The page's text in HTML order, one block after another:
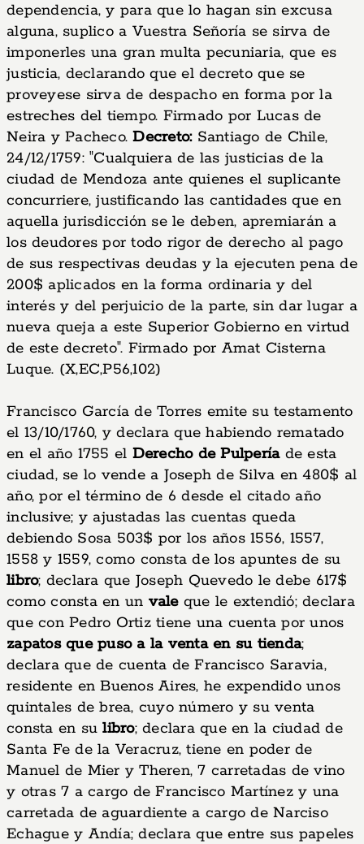
dependencia, y para que lo hagan sin excusa
alguna, suplico a Vuestra Señoría se sirva de
imponerles una gran multa pecuniaria, que es
justicia, declarando que el decreto que se
proveyese sirva de despacho en forma por la
estreches del tiempo. Firmado por Lucas de
Neira y Pacheco.Decreto: Santiago de Chile,
24/12/1759: "Cualquiera de las justicias de la
ciudad de Mendoza ante quienes el suplicante
concurriere, justificando las cantidades que en
aquella jurisdicción se le deben, apremiarán a
los deudores por todo rigor de derecho al pago
de sus respectivas deudas y la ejecuten pena de
200$ aplicados en la forma ordinaria y del
interés y del perjuicio de la parte, sin dar lugar a
nueva queja a este Superior Gobierno en virtud
de este decreto". Firmado por Amat Cisterna
Luque. (X,EC,P56,102)
Francisco García de Torres emite su testamento
el 13/10/1760, y declara que habiendo rematado
en el año 1755 el Derecho de Pulperíade esta
ciudad, se lo vende a Joseph de Silva en 480$ al
año, por el término de 6 desde el citado año
inclusive; y ajustadas las cuentas queda
debiendo Sosa 503$ por los años 1556, 1557,
1558 y 1559, como consta de los apuntes de su
libro; declara que Joseph Quevedo le debe 617$
como consta en un valeque le extendió; declara
que con Pedro Ortiz tiene una cuenta por unos
zapatos que puso a la venta en su tienda;
declara que de cuenta de Francisco Saravia,
residente en Buenos Aires, he expendido unos
quintales de brea, cuyo número y su venta
consta en sulibro; declara que en la ciudad de
Santa Fe de la Veracruz, tiene en poder de
Manuel de Mier y Theren, 7 carretadas de vino
y otras 7 a cargo de Francisco Martínez y una
carretada de aguardiente a cargo de Narciso
Echague y Andía; declara que entre sus papeles